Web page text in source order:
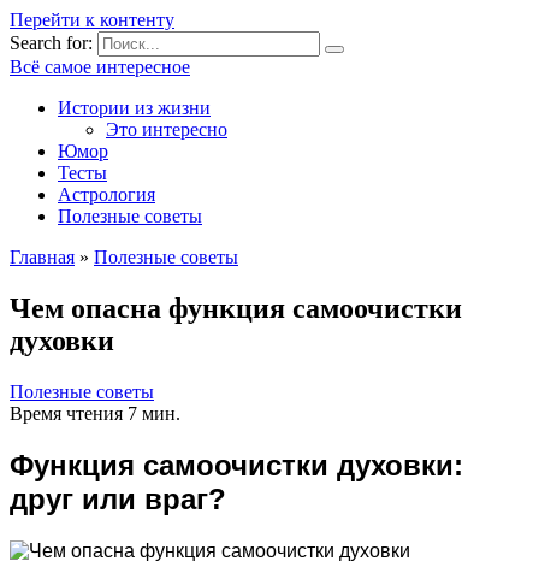
Перейти к контенту
Search for:
Всё самое интересное
Истории из жизни
Это интересно
Юмор
Тесты
Астрология
Полезные советы
Главная » Полезные советы
Чем опасна функция самоочистки
духовки
Полезные советы
Время чтения 7 мин.
Функция самоочистки духовки:
друг или враг?